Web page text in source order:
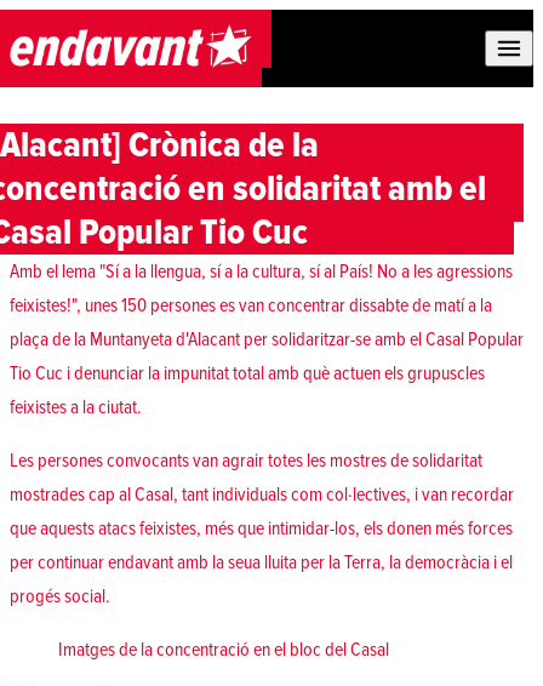
Skip to content
Crònica de la
en solidaritat amb el
Popular Tio Cuc
Amb el lema "Sí a la llengua, sí a la cultura, sí al País! No a les agressions
feixistes!", unes 150 persones es van concentrar dissabte de matí a la
plaça de la Muntanyeta d'Alacant per solidaritzar-se amb el Casal Popular
Tio Cuc i denunciar la impunitat total amb què actuen els grupuscles
feixistes a la ciutat.
Les persones convocants van agrair totes les mostres de solidaritat
mostrades cap al Casal, tant individuals com col·lectives, i van recordar
que aquests atacs feixistes, més que intimidar-los, els donen més forces
per continuar endavant amb la seua lluita per la Terra, la democràcia i el
progés social.
Imatges de la concentració en el bloc del Casal